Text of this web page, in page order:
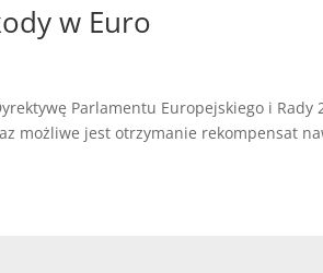
w Euro
Parlamentu Europejskiego i Rady
możliwe jest otrzymanie rekompensat